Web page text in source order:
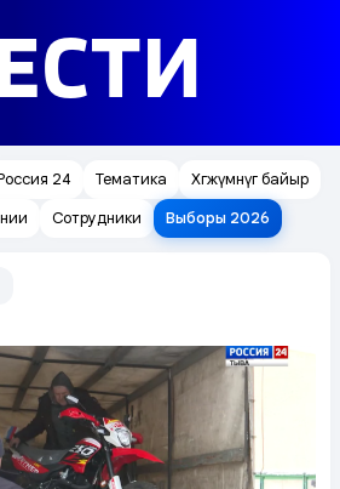
24 Тематика
Хөгжүмнүг байыр
Сотрудники Выборы 2026